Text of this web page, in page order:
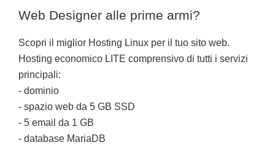
Web Designer alle prime armi?
Scopri il miglior Hosting Linux per il tuo sito web.
Hosting economico LITE comprensivo di tutti i servizi
principali:
- dominio
- spazio web da 5 GB SSD
- 5 email da 1 GB
- database MariaDB